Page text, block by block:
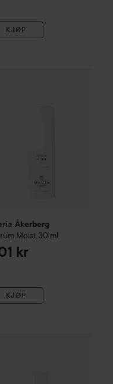
KJØP
Åkerberg
Moist 30 ml
kr
KJØP